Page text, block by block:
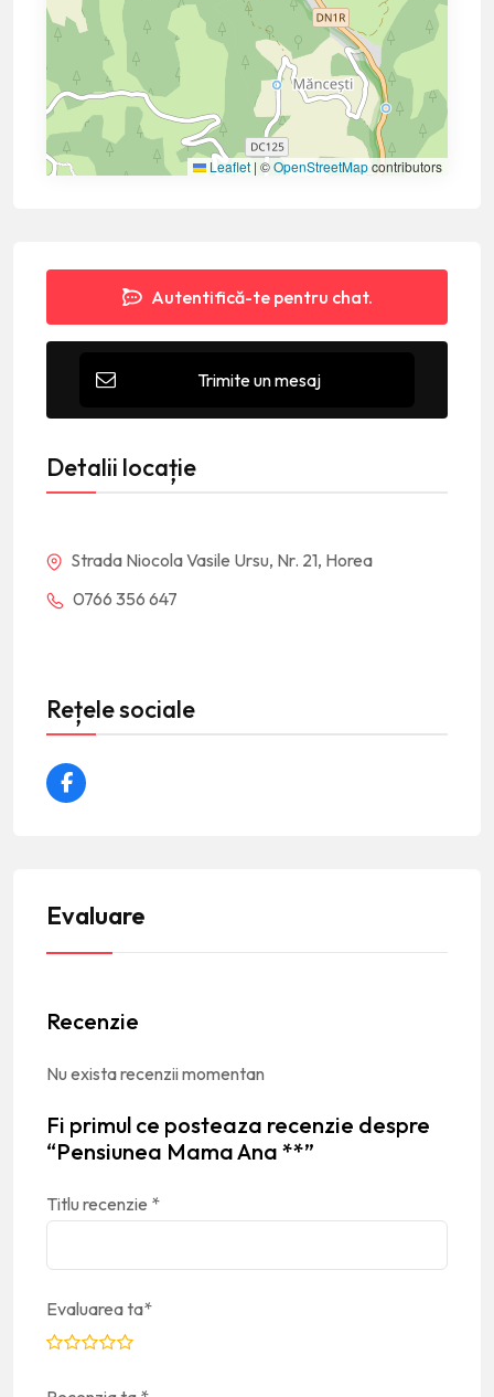
Leaflet | ©OpenStreetMapcontributors
Autentifică-te pentru chat.
Trimite un mesaj
Detalii locație
Strada Niocola Vasile Ursu, Nr. 21, Horea
0766 356 647
Rețele sociale
Evaluare
Recenzie
Nu exista recenzii momentan
Fi primul ce posteaza recenzie despre
“Pensiunea Mama Ana **”
Titlu recenzie *
Evaluarea ta*